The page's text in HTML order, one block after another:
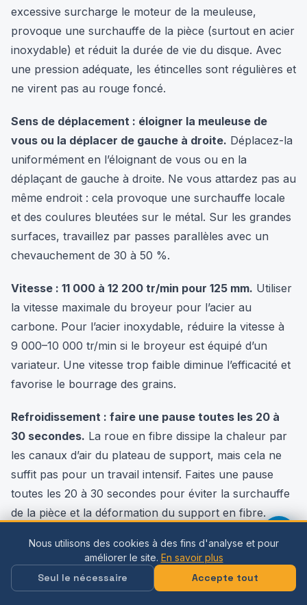
excessive surcharge le moteur de la meuleuse,
provoque une surchauffe de la pièce (surtout en acier
inoxydable) et réduit la durée de vie du disque. Avec
une pression adéquate, les étincelles sont régulières et
ne virent pas au rouge foncé.
Sens de déplacement : éloigner la meuleuse de
vous ou la déplacer de gauche à droite. Déplacez-la
uniformément en l’éloignant de vous ou en la
déplaçant de gauche à droite. Ne vous attardez pas au
même endroit : cela provoque une surchauffe locale
et des coulures bleutées sur le métal. Sur les grandes
surfaces, travaillez par passes parallèles avec un
chevauchement de 30 à 50 %.
Vitesse : 11 000 à 12 200 tr/min pour 125 mm. Utiliser
la vitesse maximale du broyeur pour l’acier au
carbone. Pour l’acier inoxydable, réduire la vitesse à
9 000–10 000 tr/min si le broyeur est équipé d’un
variateur. Une vitesse trop faible diminue l’efficacité et
favorise le bourrage des grains.
Refroidissement : faire une pause toutes les 20 à
30 secondes. La roue en fibre dissipe la chaleur par
les canaux d’air du plateau de support, mais cela ne
suffit pas pour un travail intensif. Faites une pause
toutes les 20 à 30 secondes pour éviter la surchauffe
de la pièce et la déformation du support en fibre.
Ne pas mouiller le disque de fibres.
La base en fibre est hygroscopique : elle absorbe
l'humidité, gonfle et se déforme. Un disque de fibre
Nous utilisons des cookies à des fins d'analyse et pour
améliorer le site. En savoir plus
Seul le nécessaire Accepte tout